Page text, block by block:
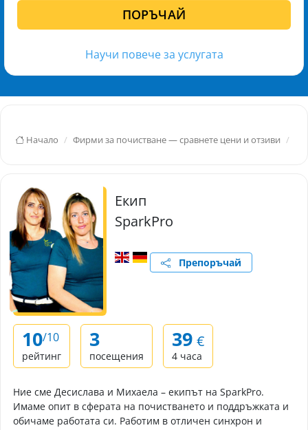
ПОРЪЧАЙ
Научи повече за услугата
Начало Фирми за почистване — сравнете цени и отзиви
Екип
SparkPro
Препоръчай
10/10
рейтинг
3
посещения
39 €
4 часа
Ние сме Десислава и Михаела – екипът на SparkPro.
Имаме опит в сферата на почистването и поддръжката и
обичаме работата си. Работим в отличен синхрон и